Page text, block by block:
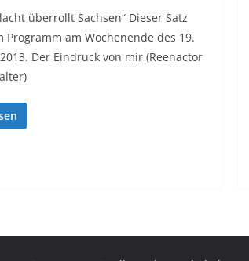
überrollt Sachsen“ Dieser Satz
Programm am Wochenende des 19.
Der Eindruck von mir (Reenactor